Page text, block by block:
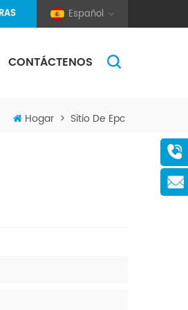
Español
CONTÁCTENOS
Hogar > Sitio De Epc